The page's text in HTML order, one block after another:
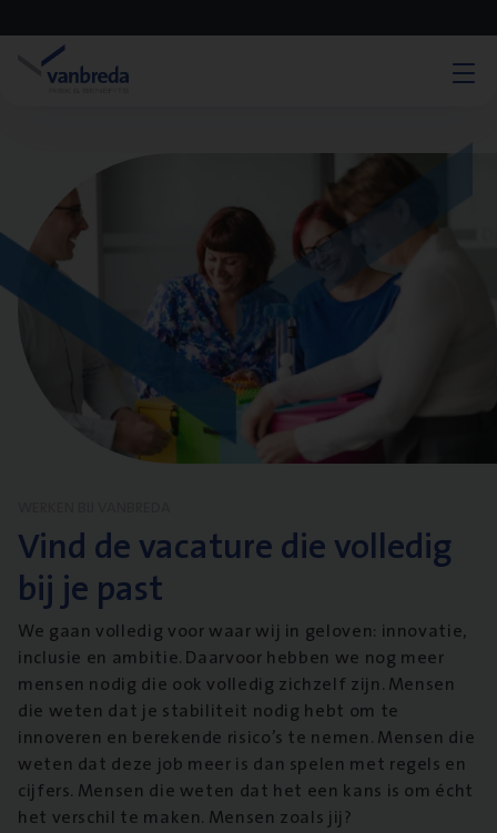
Vind de vacature die volledig
bij je past
We gaan volledig voor waar wij in geloven: innovatie,
inclusie en ambitie. Daarvoor hebben we nog meer
mensen nodig die ook volledig zichzelf zijn. Mensen
die weten dat je stabiliteit nodig hebt om te
innoveren en berekende risico’s te nemen. Mensen die
weten dat deze job meer is dan spelen met regels en
cijfers. Mensen die weten dat het een kans is om écht
het verschil te maken. Mensen zoals jij?